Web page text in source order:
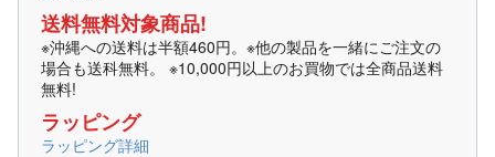
送料無料対象商品!
※沖縄への送料は半額460円。※他の製品を一緒にご注文の
場合も送科無料。 ※10,000円以上のお買物では全商品送料
無料!
ラッピング
ラッピング詳細